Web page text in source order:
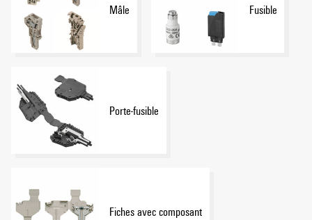
Mâle Fusible
Porte-fusible
Fiches avec composant